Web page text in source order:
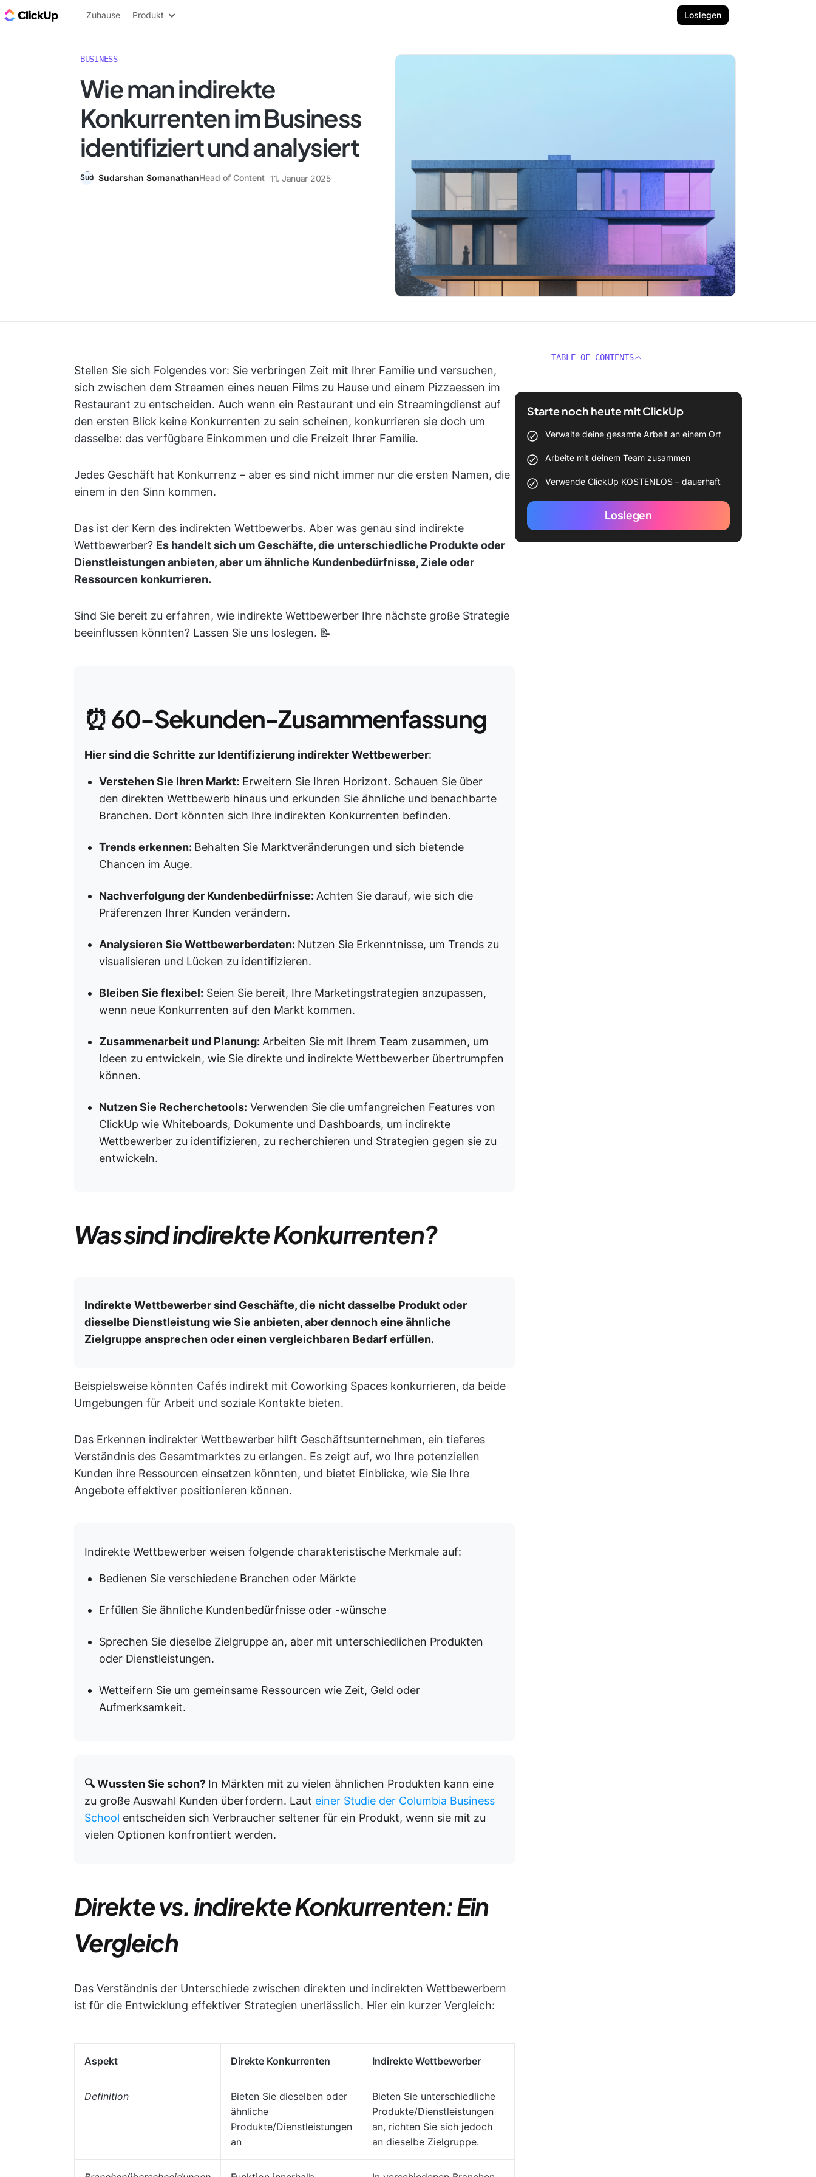
ClickUp Blog
Zuhause Produkt Loslegen
BUSINESS
Wie man indirekte
Konkurrenten im Business
identifiziert und analysiert
Sudarshan SomanathanHead of Content 11. Januar 2025
Stellen Sie sich Folgendes vor: Sie verbringen Zeit mit Ihrer Familie und versuchen,
sich zwischen dem Streamen eines neuen Films zu Hause und einem Pizzaessen im
Restaurant zu entscheiden. Auch wenn ein Restaurant und ein Streamingdienst auf
den ersten Blick keine Konkurrenten zu sein scheinen, konkurrieren sie doch um
dasselbe: das verfügbare Einkommen und die Freizeit Ihrer Familie.
Jedes Geschäft hat Konkurrenz – aber es sind nicht immer nur die ersten Namen, die
einem in den Sinn kommen.
Das ist der Kern des indirekten Wettbewerbs. Aber was genau sind indirekte
Wettbewerber? Es handelt sich um Geschäfte, die unterschiedliche Produkte oder
Dienstleistungen anbieten, aber um ähnliche Kundenbedürfnisse, Ziele oder
Ressourcen konkurrieren.
Sind Sie bereit zu erfahren, wie indirekte Wettbewerber Ihre nächste große Strategie
beeinflussen könnten? Lassen Sie uns loslegen. 📝
⏰60-Sekunden-Zusammenfassung
Hier sind die Schritte zur Identifizierung indirekter Wettbewerber:
Verstehen Sie Ihren Markt: Erweitern Sie Ihren Horizont. Schauen Sie über
den direkten Wettbewerb hinaus und erkunden Sie ähnliche und benachbarte
Branchen. Dort könnten sich Ihre indirekten Konkurrenten befinden.
Trends erkennen: Behalten Sie Marktveränderungen und sich bietende
Chancen im Auge.
Nachverfolgung der Kundenbedürfnisse: Achten Sie darauf, wie sich die
Präferenzen Ihrer Kunden verändern.
Analysieren Sie Wettbewerberdaten: Nutzen Sie Erkenntnisse, um Trends zu
visualisieren und Lücken zu identifizieren.
Bleiben Sie flexibel: Seien Sie bereit, Ihre Marketingstrategien anzupassen,
wenn neue Konkurrenten auf den Markt kommen.
Zusammenarbeit und Planung: Arbeiten Sie mit Ihrem Team zusammen, um
Ideen zu entwickeln, wie Sie direkte und indirekte Wettbewerber übertrumpfen
können.
Nutzen Sie Recherchetools: Verwenden Sie die umfangreichen Features von
ClickUp wie Whiteboards, Dokumente und Dashboards, um indirekte
Wettbewerber zu identifizieren, zu recherchieren und Strategien gegen sie zu
entwickeln.
Was sind indirekte Konkurrenten?
Indirekte Wettbewerber sind Geschäfte, die nicht dasselbe Produkt oder
dieselbe Dienstleistung wie Sie anbieten, aber dennoch eine ähnliche
Zielgruppe ansprechen oder einen vergleichbaren Bedarf erfüllen.
Beispielsweise könnten Cafés indirekt mit Coworking Spaces konkurrieren, da beide
Umgebungen für Arbeit und soziale Kontakte bieten.
Das Erkennen indirekter Wettbewerber hilft Geschäftsunternehmen, ein tieferes
Verständnis des Gesamtmarktes zu erlangen. Es zeigt auf, wo Ihre potenziellen
Kunden ihre Ressourcen einsetzen könnten, und bietet Einblicke, wie Sie Ihre
Angebote effektiver positionieren können.
Indirekte Wettbewerber weisen folgende charakteristische Merkmale auf:
Bedienen Sie verschiedene Branchen oder Märkte
Erfüllen Sie ähnliche Kundenbedürfnisse oder -wünsche
Sprechen Sie dieselbe Zielgruppe an, aber mit unterschiedlichen Produkten
oder Dienstleistungen.
Wetteifern Sie um gemeinsame Ressourcen wie Zeit, Geld oder
Aufmerksamkeit.
🔍 Wussten Sie schon? In Märkten mit zu vielen ähnlichen Produkten kann eine
zu große Auswahl Kunden überfordern. Laut einer Studie der Columbia Business
School entscheiden sich Verbraucher seltener für ein Produkt, wenn sie mit zu
vielen Optionen konfrontiert werden.
Direkte vs. indirekte Konkurrenten: Ein
Vergleich
Das Verständnis der Unterschiede zwischen direkten und indirekten Wettbewerbern
ist für die Entwicklung effektiver Strategien unerlässlich. Hier ein kurzer Vergleich:
Aspekt Direkte Konkurrenten Indirekte Wettbewerber
Definition
Bieten Sie dieselben oder
ähnliche
Produkte/Dienstleistungen
an
Bieten Sie unterschiedliche
Produkte/Dienstleistungen
an, richten Sie sich jedoch
an dieselbe Zielgruppe.
TABLE OF CONTENTS
Starte noch heute mit ClickUp
Verwalte deine gesamte Arbeit an einem Ort
Arbeite mit deinem Team zusammen
Verwende ClickUp KOSTENLOS – dauerhaft
Loslegen